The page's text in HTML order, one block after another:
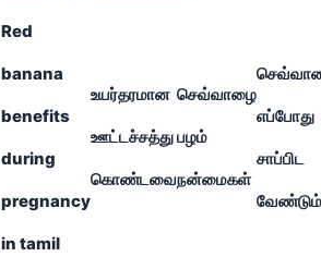
Red
banana
benefits
during
pregnancy
in tamil
உயர்தரமான
ஊட்டச்சத்து
கொண்டவை
செவ்வாழை
பழம்
நன்மைகள்
எப்போது
சாப்பிட
வேண்டும்